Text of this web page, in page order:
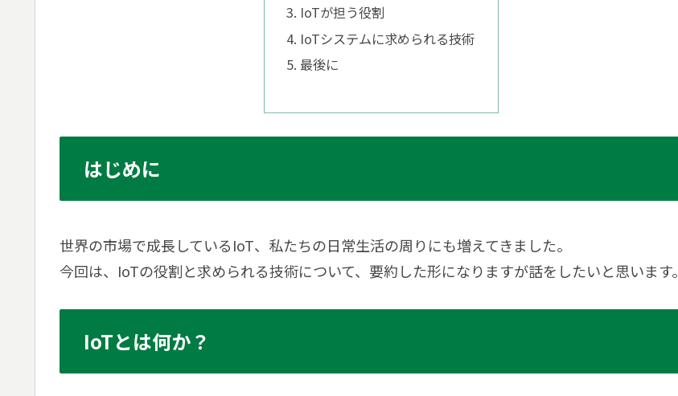
IoTが担う役割
IoTシステムに求められる技術
最後に
はじめに
世界の市場で成長しているIoT、私たちの日常生活の周りにも増えてきました。
今回は、IoTの役割と求められる技術について、要約した形になりますが話をしたいと思います。
IoTとは何か？